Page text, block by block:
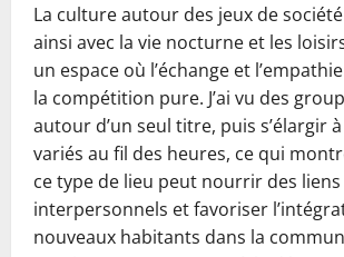
La culture autour des jeux de
ainsi avec la vie nocturne et les
un espace où l’échange et
la compétition pure. J’ai vu des
autour d’un seul titre, puis s’élargir
variés au fil des heures, ce qui
ce type de lieu peut nourrir des liens
interpersonnels et favoriser
nouveaux habitants dans la